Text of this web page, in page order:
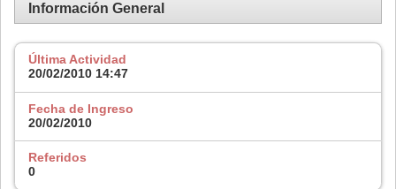
Información General
Última Actividad
20/02/2010 14:47
Fecha de Ingreso
20/02/2010
Referidos
0